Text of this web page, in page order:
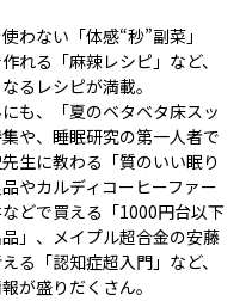
わない「体感“秒”副菜」
れる「麻辣レシピ」など、
るレシピが満載。
も、「夏のベタベタ床スッ
や、睡眠研究の第一人者で
生に教わる「質のいい眠り
やカルディコーヒーファー
どで買える「1000円台以下
」、メイプル超合金の安藤
る「認知症超入門」など、
が盛りだくさん。